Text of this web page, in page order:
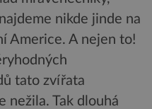
nikde jinde na
Americe. A nejen to!
tato zvířata
nežila. Tak dlouhá